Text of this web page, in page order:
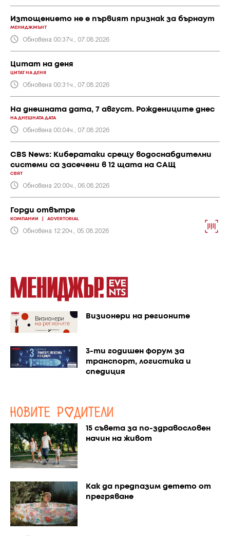
Изтощението не е първият признак за бърнаут
МЕНИДЖМЪНТ
Обновена 00:37ч., 07.08.2026
Цитат на деня
ЦИТАТ НА ДЕНЯ
Обновена 00:31ч., 07.08.2026
На днешната дата, 7 август. Рождениците днес
НА ДНЕШНАТА ДАТА
Обновена 00:04ч., 07.08.2026
CBS News: Кибератаки срещу водоснабдителни
системи са засечени в 12 щата на САЩ
СВЯТ
Обновена 20:00ч., 06.08.2026
Горди отвътре
КОМПАНИИ ADVERTORIAL
Обновена 12:20ч., 05.08.2026
Визионери на регионите
3-ти годишен форум за
транспорт, логистика и
спедиция
15 съвета за по-здравословен
начин на живот
Как да предпазим детето от
прегряване